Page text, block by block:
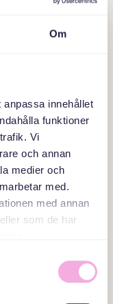
Om
innehållet
funktioner
Vi
och annan
medier och
med.
med annan
som de har
Nydalatorget 2